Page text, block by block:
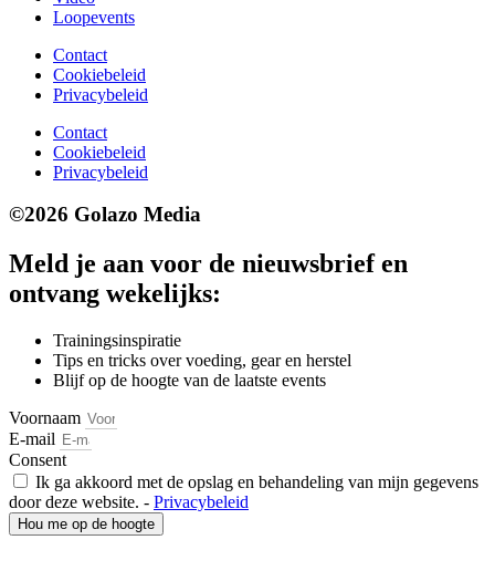
Loopevents
Contact
Cookiebeleid
Privacybeleid
Contact
Cookiebeleid
Privacybeleid
©2026 Golazo Media
Meld je aan voor de nieuwsbrief en
ontvang wekelijks:
Trainingsinspiratie
Tips en tricks over voeding, gear en herstel
Blijf op de hoogte van de laatste events
Voornaam
E-mail
Consent
Ik ga akkoord met de opslag en behandeling van mijn gegevens
door deze website. - Privacybeleid
Hou me op de hoogte